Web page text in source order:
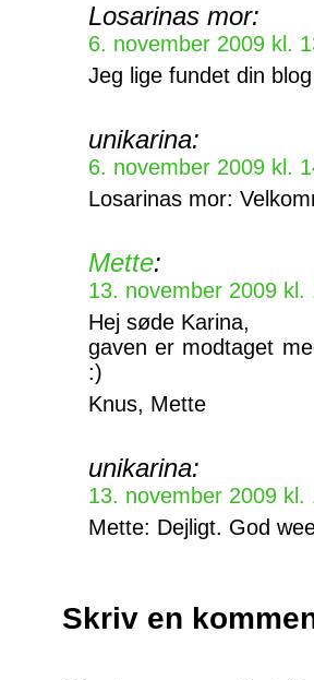
Losarinas mor:
6. november 2009 kl.
Jeg lige fundet din
unikarina:
6. november 2009 kl.
Losarinas mor:
Mette:
13. november 2009 kl.
Hej søde Karina,
gaven er modtaget
:)
Knus, Mette
unikarina:
13. november 2009 kl.
Mette: Dejligt. God
Skriv en